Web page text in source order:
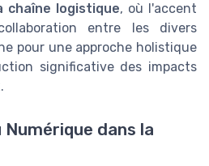
chaîne logistique, où l'accent
entre les divers
pour une approche holistique
significative des impacts
Numérique dans la